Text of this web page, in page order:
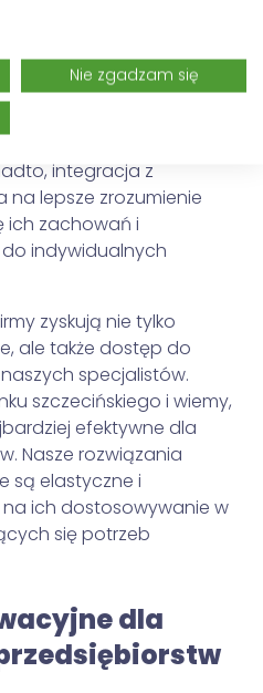
przedsiębiorstwa ze
się automatycznym
sklepem a
integracja z
na lepsze zrozumienie
ich zachowań i
indywidualnych
zyskują nie tylko
ale także dostęp do
specjalistów.
szczecińskiego i wiemy,
efektywne dla
Nasze rozwiązania
są elastyczne i
ich dostosowywanie w
się potrzeb
dla
Nie zgadzam się